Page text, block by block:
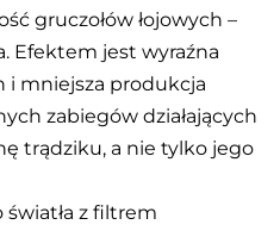
gruczołów łojowych –
Efektem jest wyraźna
i mniejsza produkcja
zabiegów działających
trądziku, a nie tylko jego
światła z filtrem